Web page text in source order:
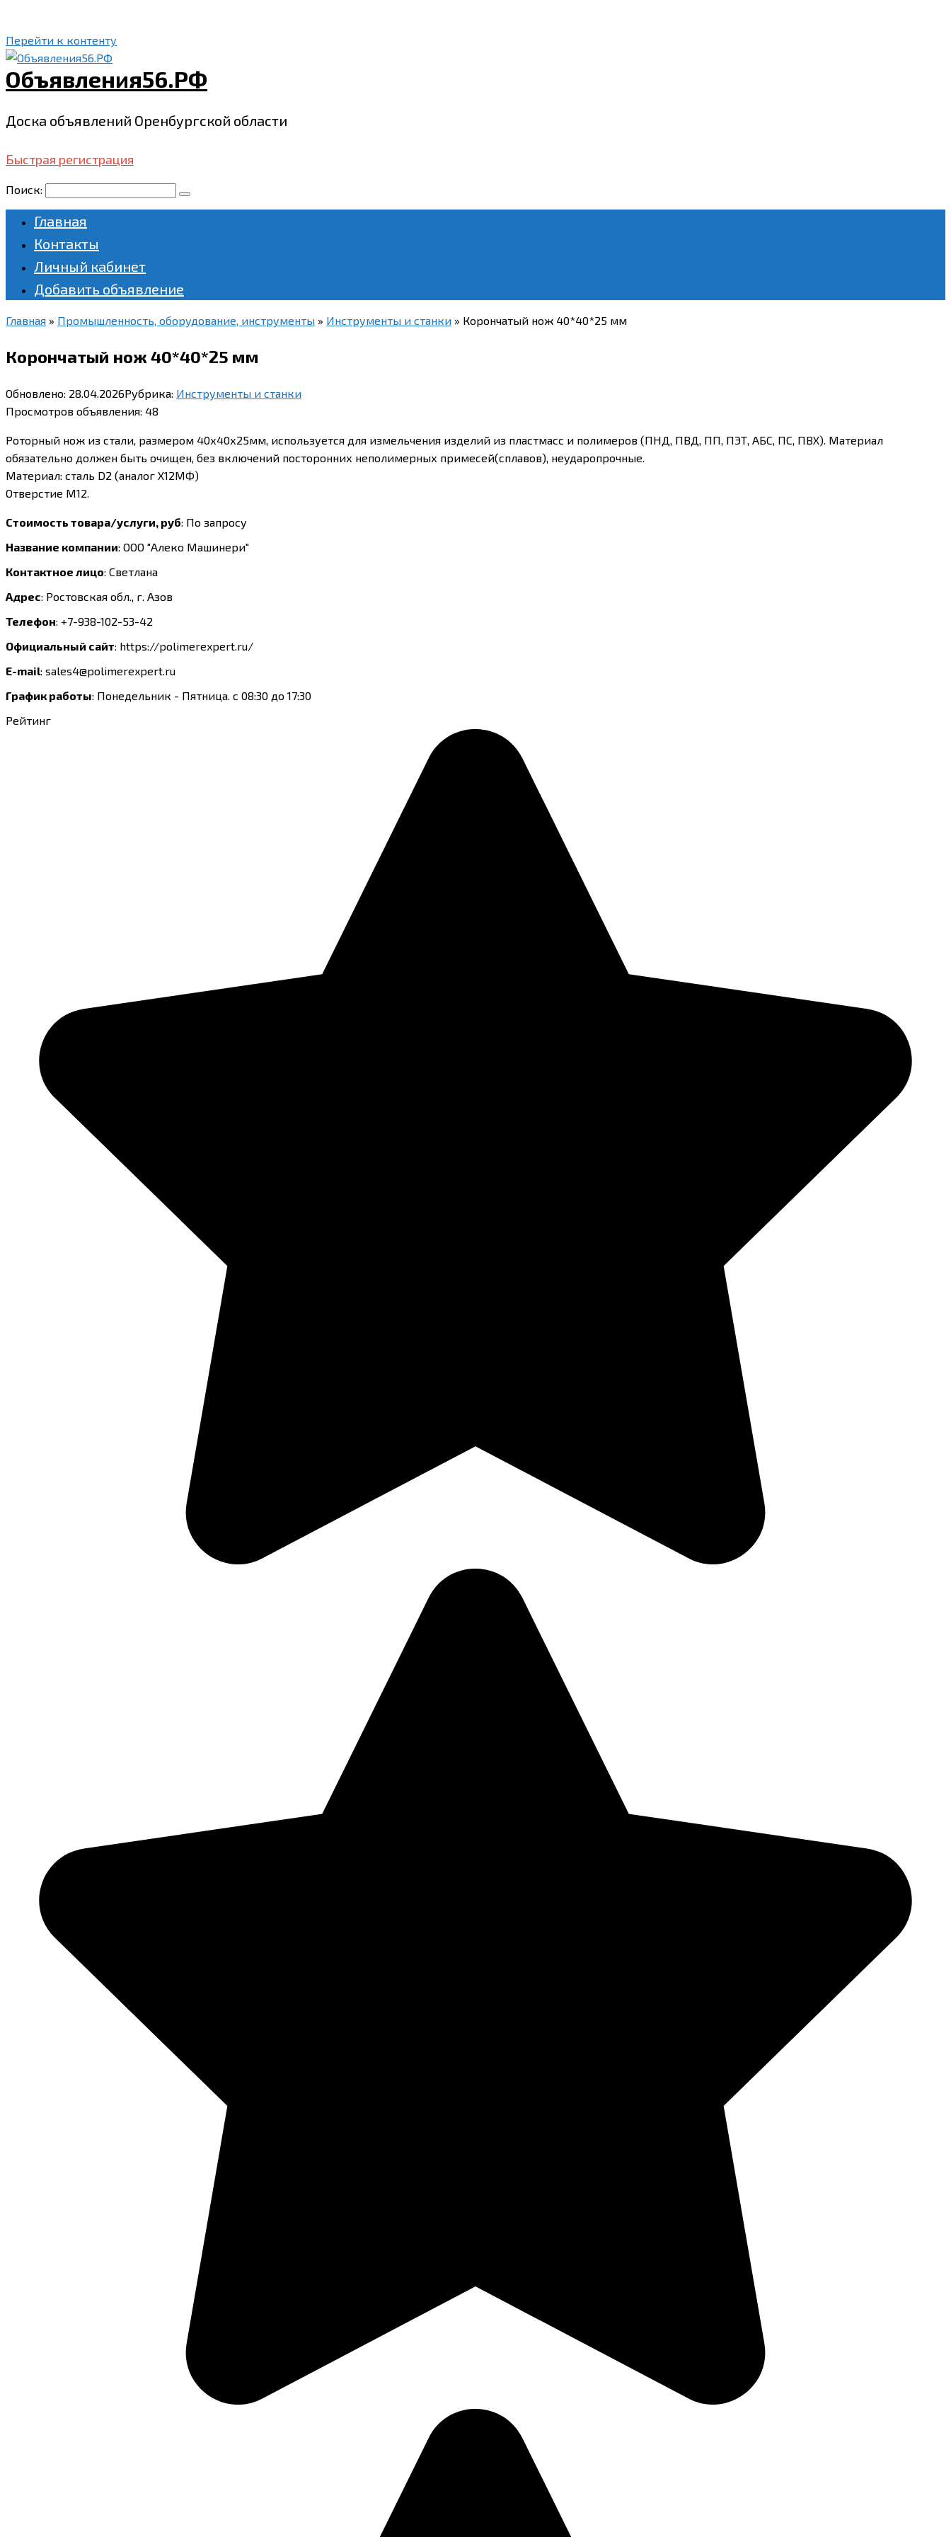
Перейти к контенту
Объявления56.РФ
Доска объявлений Оренбургской области
Быстрая регистрация
Поиск:
Главная
Контакты
Личный кабинет
Добавить объявление
Главная » Промышленность, оборудование, инструменты » Инструменты и станки » Корончатый нож 40*40*25 мм
Корончатый нож 40*40*25 мм
Обновлено: 28.04.2026Рубрика: Инструменты и станки
Просмотров объявления: 48
Роторный нож из стали, размером 40х40х25мм, используется для измельчения изделий из пластмасс и полимеров (ПНД, ПВД, ПП, ПЭТ, АБС, ПС, ПВХ). Материал
обязательно должен быть очищен, без включений посторонних неполимерных примесей(сплавов), неударопрочные.
Материал: сталь D2 (аналог Х12МФ)
Отверстие М12.
Стоимость товара/услуги, руб: По запросу
Название компании: ООО "Алеко Машинери"
Контактное лицо: Светлана
Адрес: Ростовская обл., г. Азов
Телефон: +7-938-102-53-42
Официальный сайт: https://polimerexpert.ru/
E-mail: sales4@polimerexpert.ru
График работы: Понедельник - Пятница. с 08:30 до 17:30
Рейтинг